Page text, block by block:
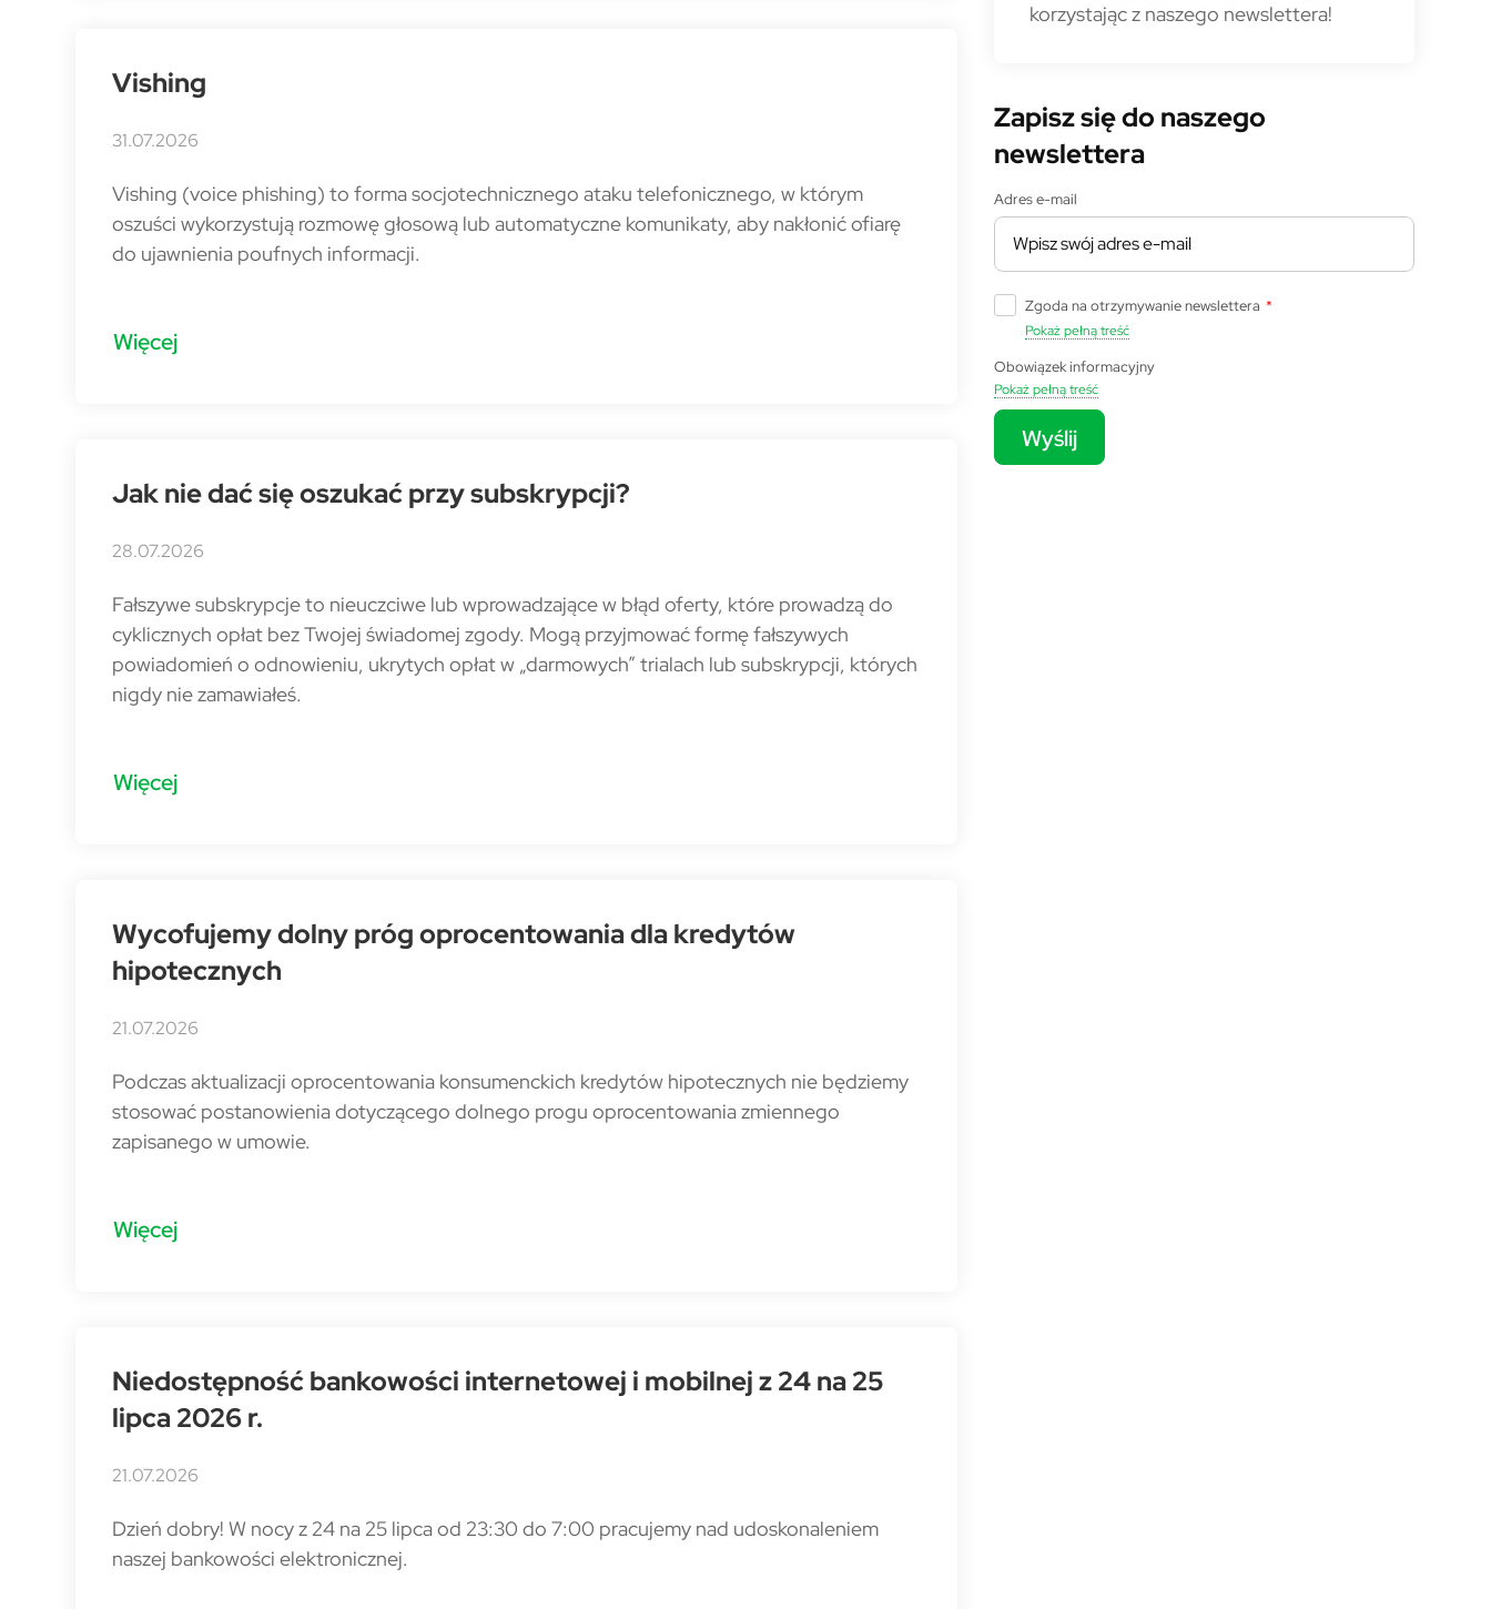
Vishing
31.07.2026
Vishing (voice phishing) to forma socjotechnicznego ataku telefonicznego, w którym
oszuści wykorzystują rozmowę głosową lub automatyczne komunikaty, aby nakłonić ofiarę
do ujawnienia poufnych informacji.
Więcej
Jak nie dać się oszukać przy subskrypcji?
28.07.2026
Fałszywe subskrypcje to nieuczciwe lub wprowadzające w błąd oferty, które prowadzą do
cyklicznych opłat bez Twojej świadomej zgody. Mogą przyjmować formę fałszywych
powiadomień o odnowieniu, ukrytych opłat w „darmowych” trialach lub subskrypcji, których
nigdy nie zamawiałeś.
Więcej
Wycofujemy dolny próg oprocentowania dla kredytów
hipotecznych
21.07.2026
Podczas aktualizacji oprocentowania konsumenckich kredytów hipotecznych nie będziemy
stosować postanowienia dotyczącego dolnego progu oprocentowania zmiennego
zapisanego w umowie.
Więcej
Niedostępność bankowości internetowej i mobilnej z 24 na 25
lipca 2026 r.
21.07.2026
Dzień dobry! W nocy z 24 na 25 lipca od 23:30 do 7:00 pracujemy nad udoskonaleniem
naszej bankowości elektronicznej.
korzystając z naszego newslettera!
Zapisz się do naszego
newslettera
Adres e-mail
Zgoda na otrzymywanie newslettera *
Pokaż pełną treść
Obowiązek informacyjny
Pokaż pełną treść
Wyślij